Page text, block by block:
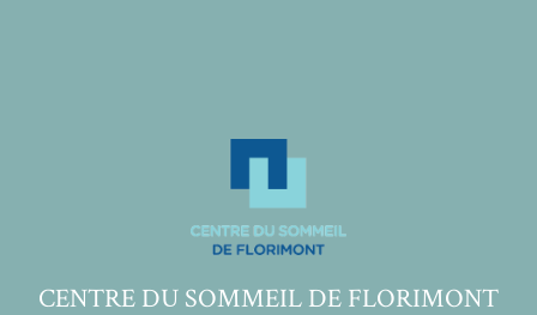
CENTRE DU SOMMEIL DE FLORIMONT